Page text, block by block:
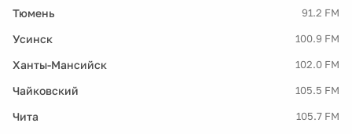
Тюмень 91.2 FM
Усинск 100.9 FM
Ханты-Мансийск 102.0 FM
Чайковский 105.5 FM
Чита 105.7 FM